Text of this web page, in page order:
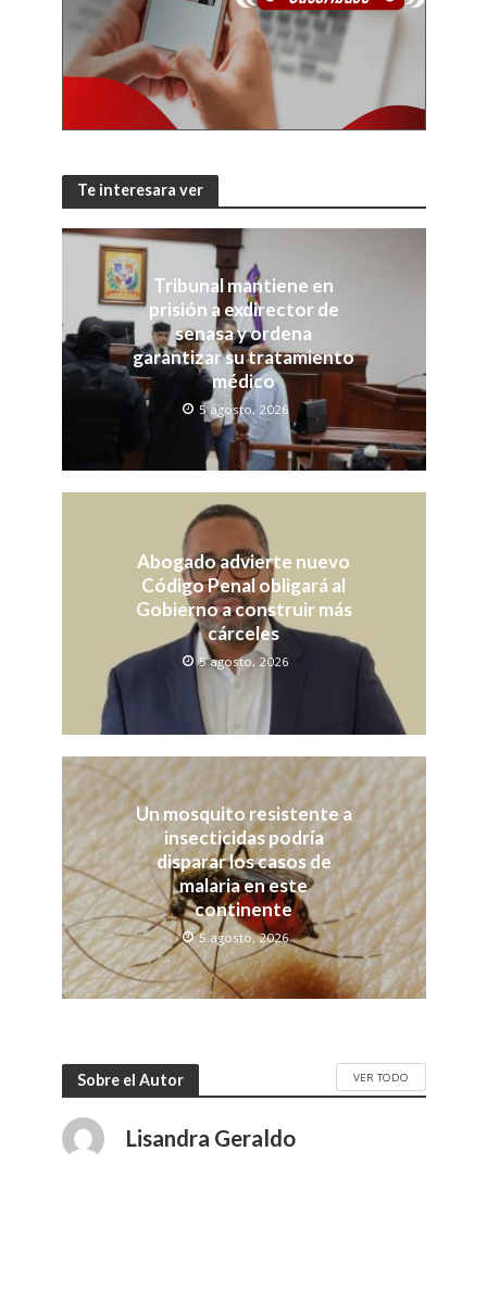
Te interesara ver
Tribunal mantiene en
prisión a exdirector de
senasa y ordena
garantizar su tratamiento
médico
5 agosto, 2026
Abogado advierte nuevo
Código Penal obligará al
Gobierno a construir más
cárceles
5 agosto, 2026
Un mosquito resistente a
insecticidas podría
disparar los casos de
malaria en este
continente
5 agosto, 2026
Sobre el Autor VER TODO
Lisandra Geraldo